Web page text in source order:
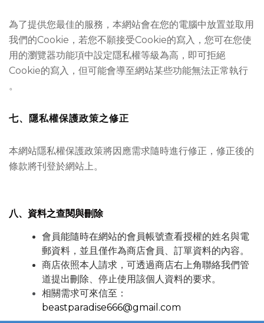
為了提供您最佳的服務，本網站會在您的電腦中放置並取用
我們的Cookie，若您不願接受Cookie的寫入，您可在您使
用的瀏覽器功能項中設定隱私權等級為高，即可拒絕
Cookie的寫入，但可能會導至網站某些功能無法正常執行
。
七、隱私權保護政策之修正
本網站隱私權保護政策將因應需求隨時進行修正，修正後的
條款將刊登於網站上。
八、資料之查閱與刪除
會員能隨時在網站的會員帳號查看授權的姓名與電
郵資料，並且僅作為商店會員、訂單資料的內容。
商店依照本人請求，可透過商店右上角聯絡我們管
道提出刪除、停止使用該個人資料的要求。
相關需求可來信至：
beastparadise666@gmail.com